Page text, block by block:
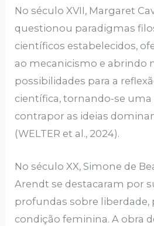
No século XVII, Margaret
questionou paradigmas
científicos estabelecidos,
ao mecanicismo e abrindo
possibilidades para a
científica, tornando-se uma
contrapor as ideias
(WELTER et al., 2024).
No século XX, Simone de
Arendt se destacaram por
profundas sobre liberdade,
condição feminina. A obra